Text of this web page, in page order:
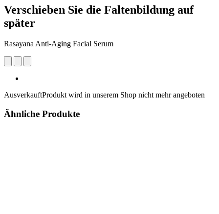
Verschieben Sie die Faltenbildung auf
später
Rasayana Anti-Aging Facial Serum
AusverkauftProdukt wird in unserem Shop nicht mehr angeboten
Ähnliche Produkte